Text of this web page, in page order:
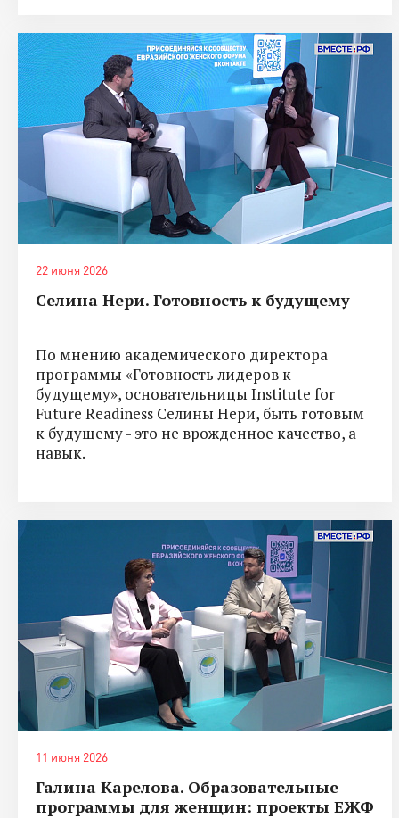
22 июня 2026
Селина Нери. Готовность к будущему
По мнению академического директора
программы «Готовность лидеров к
будущему», основательницы Institute for
Future Readiness Селины Нери, быть готовым
к будущему - это не врожденное качество, а
навык.
11 июня 2026
Галина Карелова. Образовательные
программы для женщин: проекты ЕЖФ